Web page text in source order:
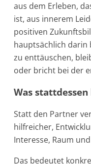
aus dem Erleben,
ist, aus innerem
positiven
hauptsächlich darin
zu enttäuschen,
oder bricht bei der
Was
Statt den Partner
hilfreicher,
Interesse, Raum
Das bedeutet